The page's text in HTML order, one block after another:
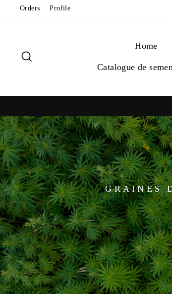
PasserOrders Profile
Home
Catalogue de
LES GRAINES DE CBD
Pas des
ACHETEZ DES GRAINES DE